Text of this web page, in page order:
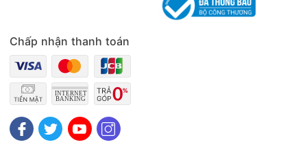
Chấp nhận thanh toán